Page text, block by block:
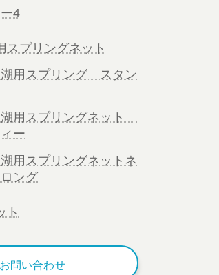
4
スプリングネット
用スプリング スタン
用スプリングネット
ー
用スプリングネットネ
ング
ト
お問い合わせ